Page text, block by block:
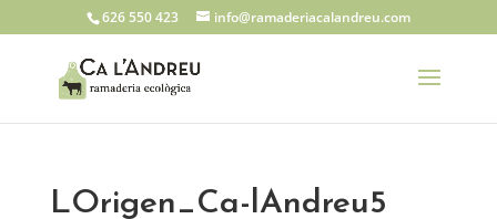
626 550 423 info@ramaderiacalandreu.com
LOrigen_Ca-lAndreu5